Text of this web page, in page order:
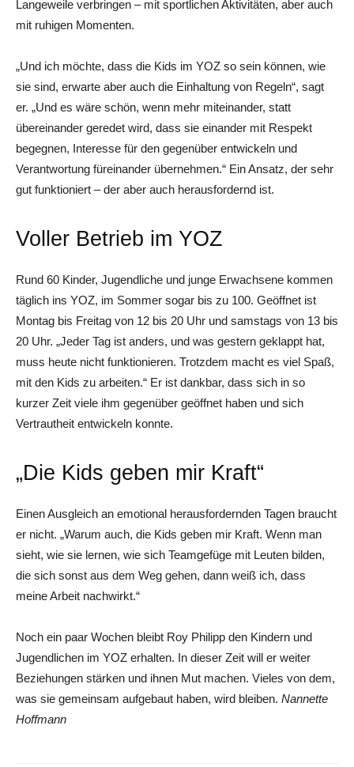
Langeweile verbringen – mit sportlichen Aktivitäten, aber auch
mit ruhigen Momenten.
„Und ich möchte, dass die Kids im YOZ so sein können, wie
sie sind, erwarte aber auch die Einhaltung von Regeln“, sagt
er. „Und es wäre schön, wenn mehr miteinander, statt
übereinander geredet wird, dass sie einander mit Respekt
begegnen, Interesse für den gegenüber entwickeln und
Verantwortung füreinander übernehmen.“ Ein Ansatz, der sehr
gut funktioniert – der aber auch herausfordernd ist.
Voller Betrieb im YOZ
Rund 60 Kinder, Jugendliche und junge Erwachsene kommen
täglich ins YOZ, im Sommer sogar bis zu 100. Geöffnet ist
Montag bis Freitag von 12 bis 20 Uhr und samstags von 13 bis
20 Uhr. „Jeder Tag ist anders, und was gestern geklappt hat,
muss heute nicht funktionieren. Trotzdem macht es viel Spaß,
mit den Kids zu arbeiten.“ Er ist dankbar, dass sich in so
kurzer Zeit viele ihm gegenüber geöffnet haben und sich
Vertrautheit entwickeln konnte.
„Die Kids geben mir Kraft“
Einen Ausgleich an emotional herausfordernden Tagen braucht
er nicht. „Warum auch, die Kids geben mir Kraft. Wenn man
sieht, wie sie lernen, wie sich Teamgefüge mit Leuten bilden,
die sich sonst aus dem Weg gehen, dann weiß ich, dass
meine Arbeit nachwirkt.“
Noch ein paar Wochen bleibt Roy Philipp den Kindern und
Jugendlichen im YOZ erhalten. In dieser Zeit will er weiter
Beziehungen stärken und ihnen Mut machen. Vieles von dem,
was sie gemeinsam aufgebaut haben, wird bleiben. Nannette
Hoffmann